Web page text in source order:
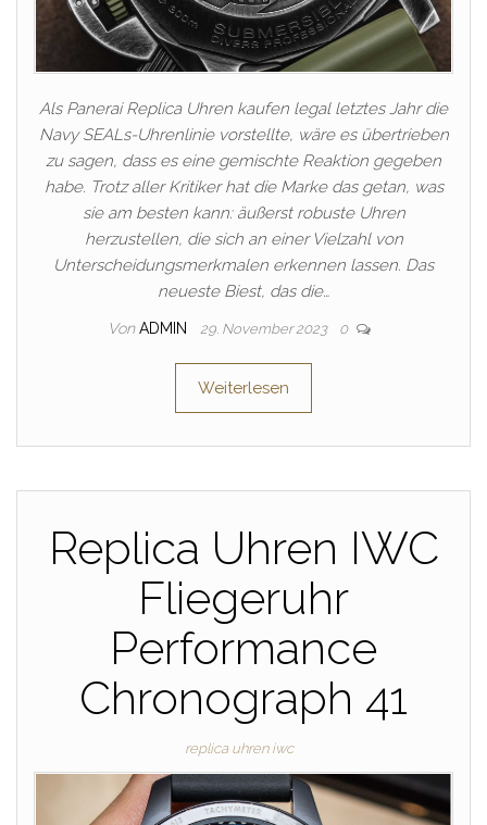
Als Panerai Replica Uhren kaufen legal letztes Jahr die
Navy SEALs-Uhrenlinie vorstellte, wäre es übertrieben
zu sagen, dass es eine gemischte Reaktion gegeben
habe. Trotz aller Kritiker hat die Marke das getan, was
sie am besten kann: äußerst robuste Uhren
herzustellen, die sich an einer Vielzahl von
Unterscheidungsmerkmalen erkennen lassen. Das
neueste Biest, das die…
Von ADMIN 29. November 2023 0
Weiterlesen
Replica Uhren IWC
Fliegeruhr
Performance
Chronograph 41
replica uhren iwc